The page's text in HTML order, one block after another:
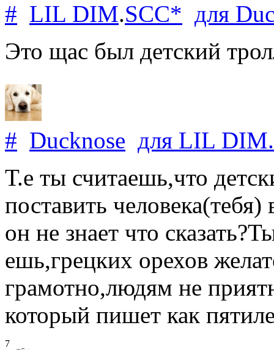
# LIL DIM.SCC* для
Это щас был детский
# Ducknose для LIL DIM.
Т.е ты считаешь,что
поставить
он не знает что
ешь,грецких орехов
грамотно,людям не
который пишет как
7